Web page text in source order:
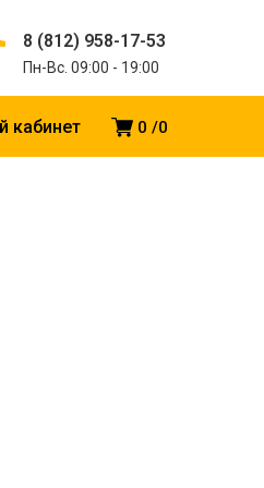
8 (812) 958-17-53
Пн-Вс. 09:00 - 19:00
0 0
кабинет